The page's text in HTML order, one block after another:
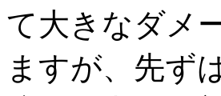
て大きなダメ
ますが、先ず